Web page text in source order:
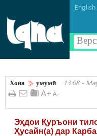
English
Хона умумӣ 13:08 -
Эҳдои Қуръони
Ҳусайн(а) дар